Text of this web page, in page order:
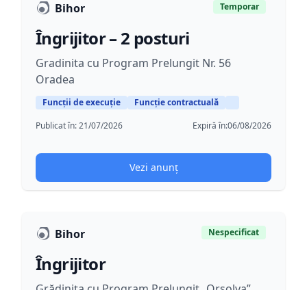
Bihor Temporar
Îngrijitor – 2 posturi
Gradinita cu Program Prelungit Nr. 56
Oradea
Funcții de execuție
Funcție contractuală
Publicat în:21/07/2026 Expiră în:06/08/2026
Vezi anunț
Bihor Nespecificat
Îngrijitor